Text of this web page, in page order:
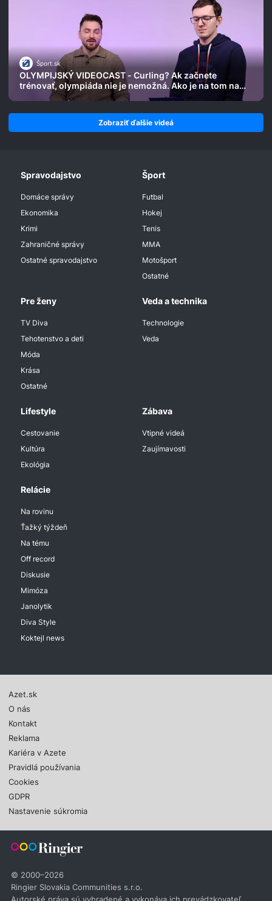
Šport.sk
OLYMPIJSKÝ VIDEOCAST - Curling? Ak začnete
trénovať, olympiáda nie je nemožná. Ako je na tom na
Slovensku?
Zobraziť ďalšie videá
Spravodajstvo
Domáce správy
Ekonomika
Krimi
Zahraničné správy
Ostatné spravodajstvo
Šport
Futbal
Hokej
Tenis
MMA
Motošport
Ostatné
Pre ženy
TV Diva
Tehotenstvo a deti
Móda
Krása
Ostatné
Veda a technika
Technologie
Veda
Lifestyle
Cestovanie
Kultúra
Ekológia
Zábava
Vtipné videá
Zaujímavosti
Relácie
Na rovinu
Ťažký týždeň
Na tému
Off record
Diskusie
Mimóza
Janolytik
Diva Style
Koktejl news
Azet.sk
O nás
Kontakt
Reklama
Kariéra v Azete
Pravidlá používania
Cookies
GDPR
Nastavenie súkromia
© 2000–2026
Ringier Slovakia Communities s.r.o.